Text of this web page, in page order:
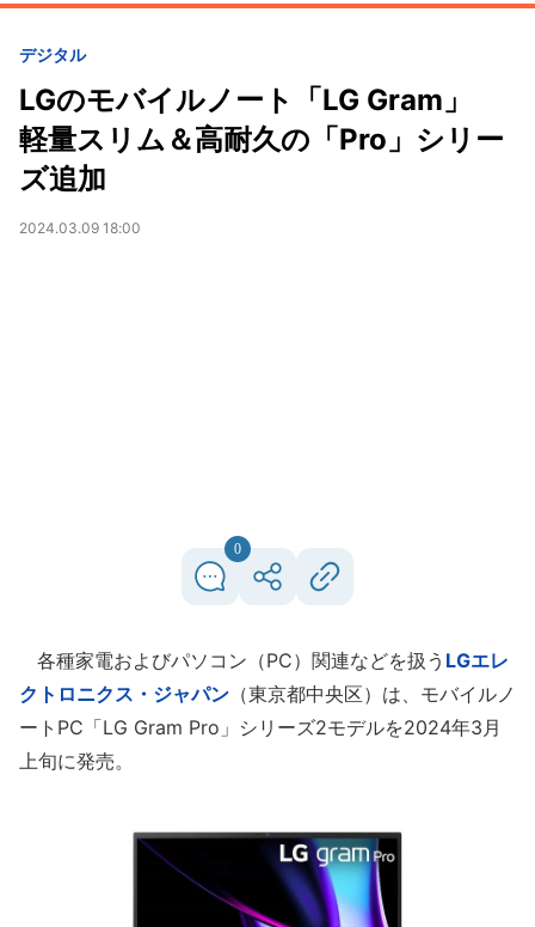
デジタル
LGのモバイルノート「LG Gram」
軽量スリム＆高耐久の「Pro」シリー
ズ追加
2024.03.09 18:00
0
各種家電およびパソコン（PC）関連などを扱う LGエレ
クトロニクス・ジャパン （東京都中央区）は、モバイルノ
ートPC「LG Gram Pro」シリーズ2モデルを2024年3月
上旬に発売。